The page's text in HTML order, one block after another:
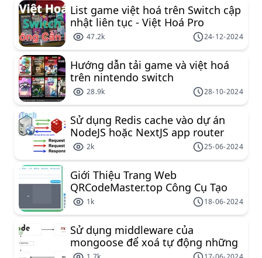
List game việt hoá trên Switch cập
nhật liên tục - Việt Hoá Pro
47.2k 24-12-2024
Hướng dẫn tải game và việt hoá
trên nintendo switch
28.9k 28-10-2024
Sử dụng Redis cache vào dự án
NodeJS hoặc NextJS app router
2k 25-06-2024
Giới Thiệu Trang Web
QRCodeMaster.top Công Cụ Tạo
Mã QR Miễn Phí Đa Năng
1k 18-06-2024
Sử dụng middleware của
mongoose để xoá tự động những
document liên kết